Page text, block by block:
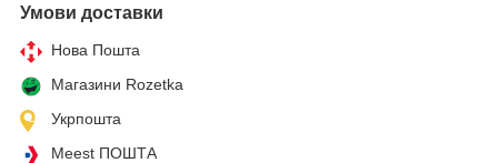
Умови доставки
Нова Пошта
Магазини Rozetka
Укрпошта
Meest ПОШТА